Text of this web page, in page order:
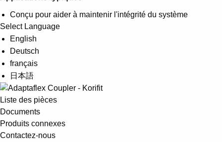
Conçu pour aider à maintenir l'intégrité du système
Select Language
English
Deutsch
français
日本語
Liste des pièces
Documents
Produits connexes
Contactez-nous